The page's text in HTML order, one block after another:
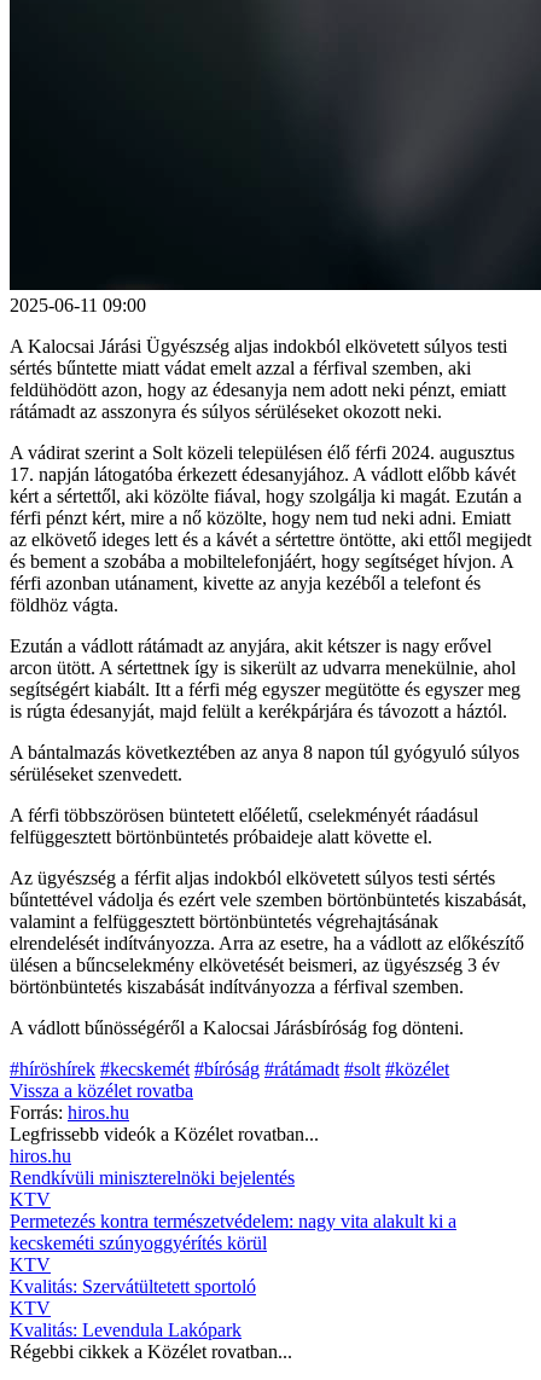
2025-06-11 09:00
A Kalocsai Járási Ügyészség aljas indokból elkövetett súlyos testi
sértés bűntette miatt vádat emelt azzal a férfival szemben, aki
feldühödött azon, hogy az édesanyja nem adott neki pénzt, emiatt
rátámadt az asszonyra és súlyos sérüléseket okozott neki.
A vádirat szerint a Solt közeli településen élő férfi 2024. augusztus
17. napján látogatóba érkezett édesanyjához. A vádlott előbb kávét
kért a sértettől, aki közölte fiával, hogy szolgálja ki magát. Ezután a
férfi pénzt kért, mire a nő közölte, hogy nem tud neki adni. Emiatt
az elkövető ideges lett és a kávét a sértettre öntötte, aki ettől megijedt
és bement a szobába a mobiltelefonjáért, hogy segítséget hívjon. A
férfi azonban utánament, kivette az anyja kezéből a telefont és
földhöz vágta.
Ezután a vádlott rátámadt az anyjára, akit kétszer is nagy erővel
arcon ütött. A sértettnek így is sikerült az udvarra menekülnie, ahol
segítségért kiabált. Itt a férfi még egyszer megütötte és egyszer meg
is rúgta édesanyját, majd felült a kerékpárjára és távozott a háztól.
A bántalmazás következtében az anya 8 napon túl gyógyuló súlyos
sérüléseket szenvedett.
A férfi többszörösen büntetett előéletű, cselekményét ráadásul
felfüggesztett börtönbüntetés próbaideje alatt követte el.
Az ügyészség a férfit aljas indokból elkövetett súlyos testi sértés
bűntettével vádolja és ezért vele szemben börtönbüntetés kiszabását,
valamint a felfüggesztett börtönbüntetés végrehajtásának
elrendelését indítványozza. Arra az esetre, ha a vádlott az előkészítő
ülésen a bűncselekmény elkövetését beismeri, az ügyészség 3 év
börtönbüntetés kiszabását indítványozza a férfival szemben.
A vádlott bűnösségéről a Kalocsai Járásbíróság fog dönteni.
#híröshírek #kecskemét #bíróság #rátámadt #solt #közélet
Vissza a közélet rovatba
Forrás: hiros.hu
Legfrissebb videók a Közélet rovatban...
hiros.hu
Rendkívüli miniszterelnöki bejelentés
KTV
Permetezés kontra természetvédelem: nagy vita alakult ki a
kecskeméti szúnyoggyérítés körül
KTV
Kvalitás: Szervátültetett sportoló
KTV
Kvalitás: Levendula Lakópark
Régebbi cikkek a Közélet rovatban...